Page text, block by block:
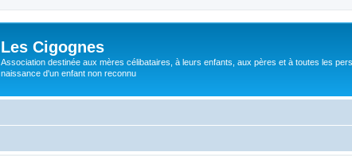
Les Cigognes
Association destinée aux mères célibataires, à leurs enfants, aux pères et à toutes les
naissance d'un enfant non reconnu